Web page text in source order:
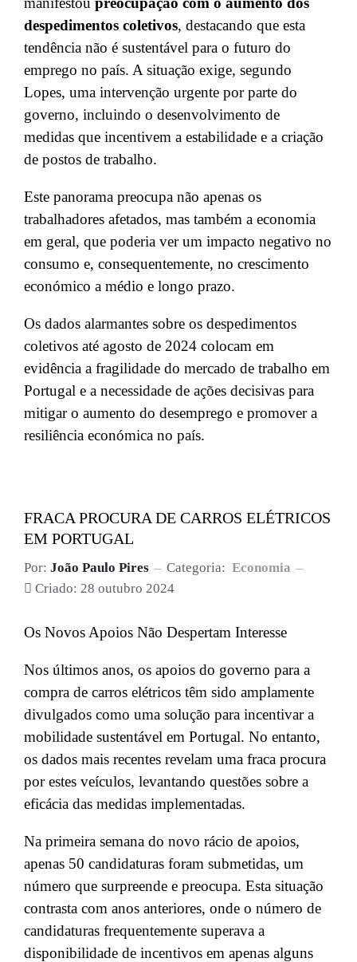
despedimentos coletivos, destacando que esta
tendência não é sustentável para o futuro do
emprego no país. A situação exige, segundo
Lopes, uma intervenção urgente por parte do
governo, incluindo o desenvolvimento de
medidas que incentivem a estabilidade e a criação
de postos de trabalho.
Este panorama preocupa não apenas os
trabalhadores afetados, mas também a economia
em geral, que poderia ver um impacto negativo no
consumo e, consequentemente, no crescimento
económico a médio e longo prazo.
Os dados alarmantes sobre os despedimentos
coletivos até agosto de 2024 colocam em
evidência a fragilidade do mercado de trabalho em
Portugal e a necessidade de ações decisivas para
mitigar o aumento do desemprego e promover a
resiliência económica no país.
FRACA PROCURA DE CARROS ELÉTRICOS
EM PORTUGAL
Por: João Paulo Pires Categoria: Economia
Criado: 28 outubro 2024
Os Novos Apoios Não Despertam Interesse
Nos últimos anos, os apoios do governo para a
compra de carros elétricos têm sido amplamente
divulgados como uma solução para incentivar a
mobilidade sustentável em Portugal. No entanto,
os dados mais recentes revelam uma fraca procura
por estes veículos, levantando questões sobre a
eficácia das medidas implementadas.
Na primeira semana do novo rácio de apoios,
apenas 50 candidaturas foram submetidas, um
número que surpreende e preocupa. Esta situação
contrasta com anos anteriores, onde o número de
candidaturas frequentemente superava a
disponibilidade de incentivos em apenas alguns